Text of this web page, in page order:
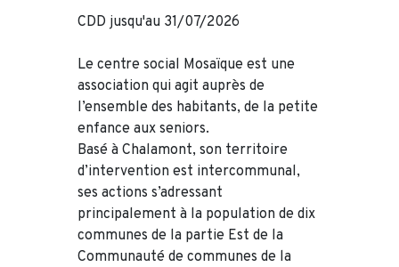
CDD jusqu'au 31/07/2026
Le centre social Mosaïque est une
association qui agit auprès de
l’ensemble des habitants, de la petite
enfance aux seniors.
Basé à Chalamont, son territoire
d’intervention est intercommunal,
ses actions s’adressant
principalement à la population de dix
communes de la partie Est de la
Communauté de communes de la